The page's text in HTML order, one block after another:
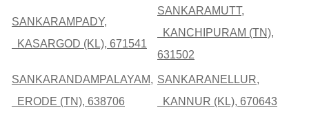
SANKARAMPADY,
KASARGOD (KL), 671541
SANKARAMUTT,
KANCHIPURAM (TN),
631502
SANKARANDAMPALAYAM,
ERODE (TN), 638706
SANKARANELLUR,
KANNUR (KL), 670643